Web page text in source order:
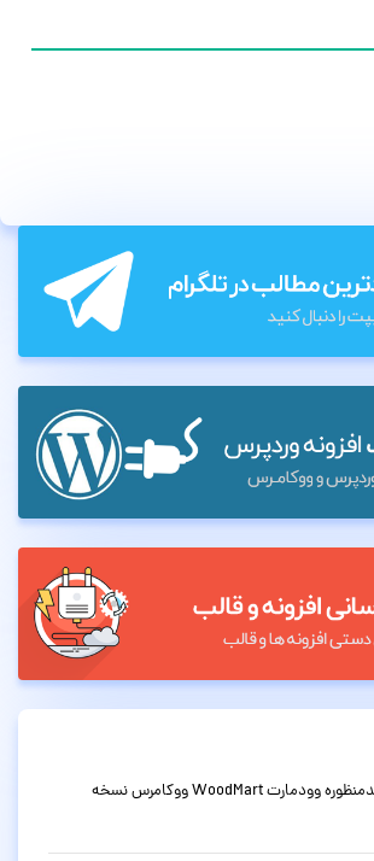
قالب فروشگاهی چندمنظوره وودمارت WoodMart ووکامرس نسخه